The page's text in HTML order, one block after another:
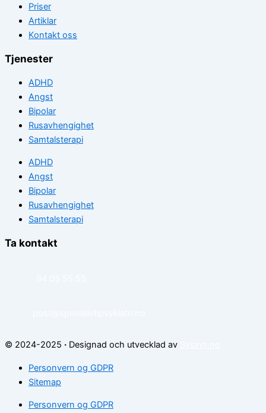
Priser
Artiklar
Kontakt oss
Tjenester
ADHD
Angst
Bipolar
Rusavhengighet
Samtalsterapi
ADHD
Angst
Bipolar
Rusavhengighet
Samtalsterapi
Ta kontakt
© 2024-2025 · Designad och utvecklad av
Personvern og GDPR
Sitemap
Personvern og GDPR